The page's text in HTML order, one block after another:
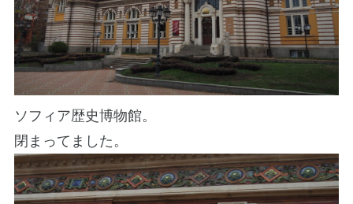
ソフィア歴史博物館。
閉まってました。